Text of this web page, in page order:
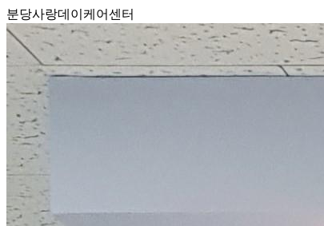
분당사랑데이케어센터